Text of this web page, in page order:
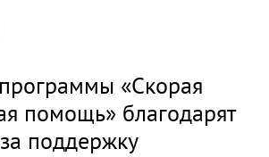
«Скорая
помощь» благодарят
за поддержку